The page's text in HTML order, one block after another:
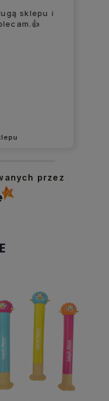
sklepu i
przez